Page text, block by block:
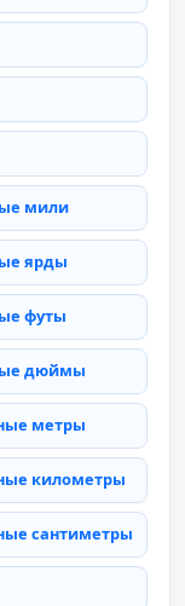
мили
ярды
футы
дюймы
метры
километры
сантиметры